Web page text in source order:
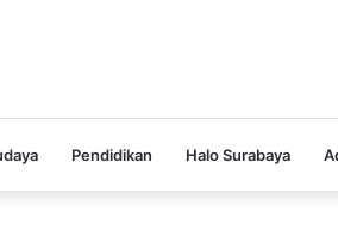
Pendidikan Halo Surabaya